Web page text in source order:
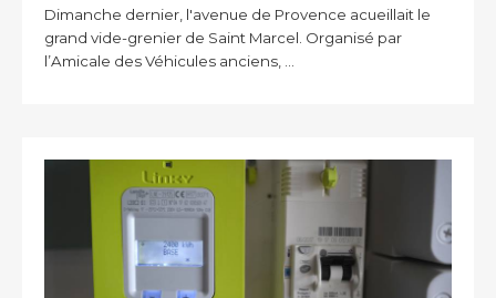
Dimanche dernier, l'avenue de Provence acueillait le
grand vide-grenier de Saint Marcel. Organisé par
l’Amicale des Véhicules anciens, ...